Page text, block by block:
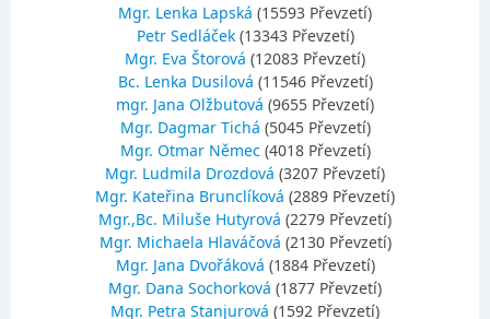
Mgr. Lenka Lapská (15593 Převzetí)
Petr Sedláček (13343 Převzetí)
Mgr. Eva Štorová (12083 Převzetí)
Bc. Lenka Dusilová (11546 Převzetí)
mgr. Jana Olžbutová (9655 Převzetí)
Mgr. Dagmar Tichá (5045 Převzetí)
Mgr. Otmar Němec (4018 Převzetí)
Mgr. Ludmila Drozdová (3207 Převzetí)
Mgr. Kateřina Brunclíková (2889 Převzetí)
Mgr.,Bc. Miluše Hutyrová (2279 Převzetí)
Mgr. Michaela Hlaváčová (2130 Převzetí)
Mgr. Jana Dvořáková (1884 Převzetí)
Mgr. Dana Sochorková (1877 Převzetí)
Mgr. Petra Stanjurová (1592 Převzetí)